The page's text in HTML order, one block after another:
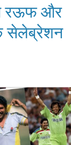
रऊफ और
सेलेब्रेशन